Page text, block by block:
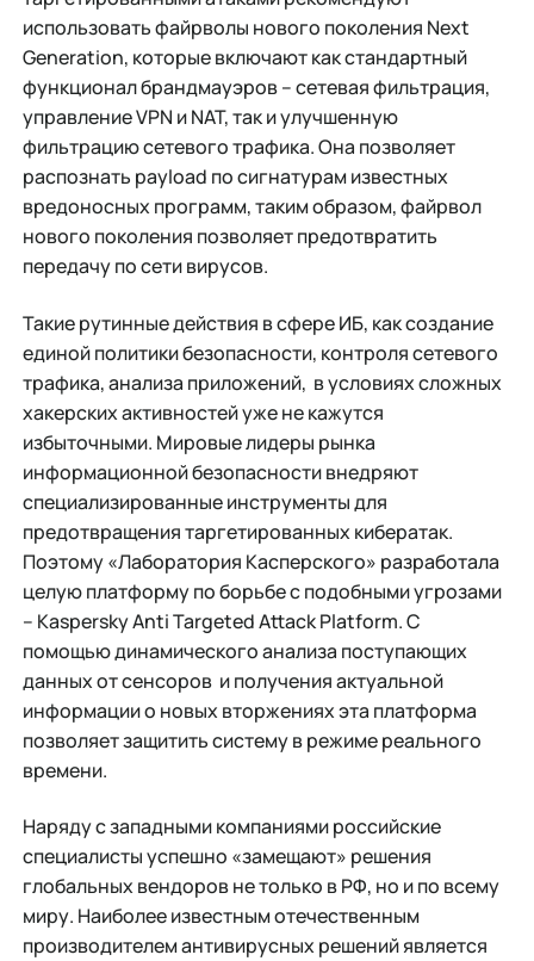
использовать файрволы нового поколения Next
Generation, которые включают как стандартный
функционал брандмауэров – сетевая фильтрация,
управление VPN и NAT, так и улучшенную
фильтрацию сетевого трафика. Она позволяет
распознать payload по сигнатурам известных
вредоносных программ, таким образом, файрвол
нового поколения позволяет предотвратить
передачу по сети вирусов.
Такие рутинные действия в сфере ИБ, как создание
единой политики безопасности, контроля сетевого
трафика, анализа приложений, в условиях сложных
хакерских активностей уже не кажутся
избыточными. Мировые лидеры рынка
информационной безопасности внедряют
специализированные инструменты для
предотвращения таргетированных кибератак.
Поэтому «Лаборатория Касперского» разработала
целую платформу по борьбе с подобными угрозами
– Kaspersky Anti Targeted Attack Platform. С
помощью динамического анализа поступающих
данных от сенсоров и получения актуальной
информации о новых вторжениях эта платформа
позволяет защитить систему в режиме реального
времени.
Наряду с западными компаниями российские
специалисты успешно «замещают» решения
глобальных вендоров не только в РФ, но и по всему
миру. Наиболее известным отечественным
производителем антивирусных решений является